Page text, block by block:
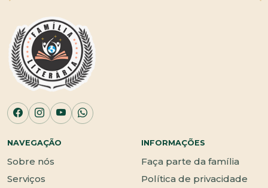
NAVEGAÇÃO
Sobre nós
Serviços
INFORMAÇÕES
Faça parte da família
Política de privacidade